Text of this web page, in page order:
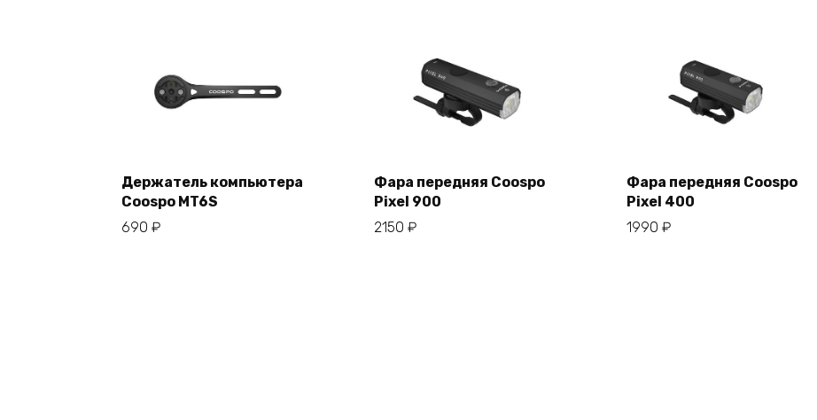
Держатель компьютера
Coospo MT6S
690 ₽
Фара передняя Coospo
Pixel 900
2150 ₽
Фара передняя Coospo
Pixel 400
1990 ₽